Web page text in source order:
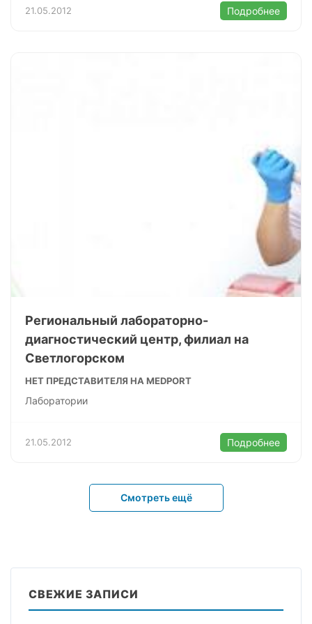
21.05.2012 Подробнее
Региональный лабораторно-
диагностический центр, филиал на
Светлогорском
НЕТ ПРЕДСТАВИТЕЛЯ НА MEDPORT
Лаборатории
21.05.2012 Подробнее
Смотреть ещё
СВЕЖИЕ ЗАПИСИ